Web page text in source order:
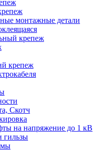
монтажные детали
крепеж
крепеж
Скотч
на напряжение до 1 кВ
гильзы